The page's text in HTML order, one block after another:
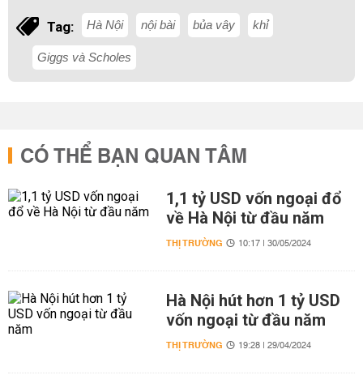
Tag: Hà Nội nội bài bủa vây khỉ
Giggs và Scholes
CÓ THỂ BẠN QUAN TÂM
1,1 tỷ USD vốn ngoại đổ
về Hà Nội từ đầu năm
THỊ TRƯỜNG 10:17 | 30/05/2024
Hà Nội hút hơn 1 tỷ USD
vốn ngoại từ đầu năm
THỊ TRƯỜNG 19:28 | 29/04/2024